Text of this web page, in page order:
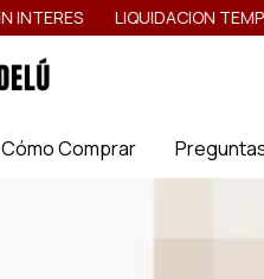
LIQUIDACION TEMPORADA ///
Cómo Comprar